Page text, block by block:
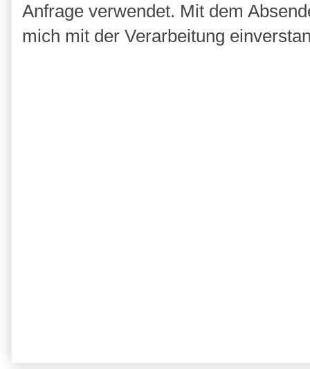
Anfrage verwendet. Mit dem
mich mit der Verarbeitung